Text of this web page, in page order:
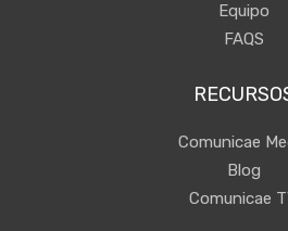
Equipo
FAQS
Comunicae
Blog
Comunicae